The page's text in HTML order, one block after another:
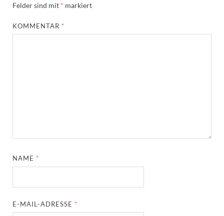
Felder sind mit * markiert
KOMMENTAR *
NAME *
E-MAIL-ADRESSE *